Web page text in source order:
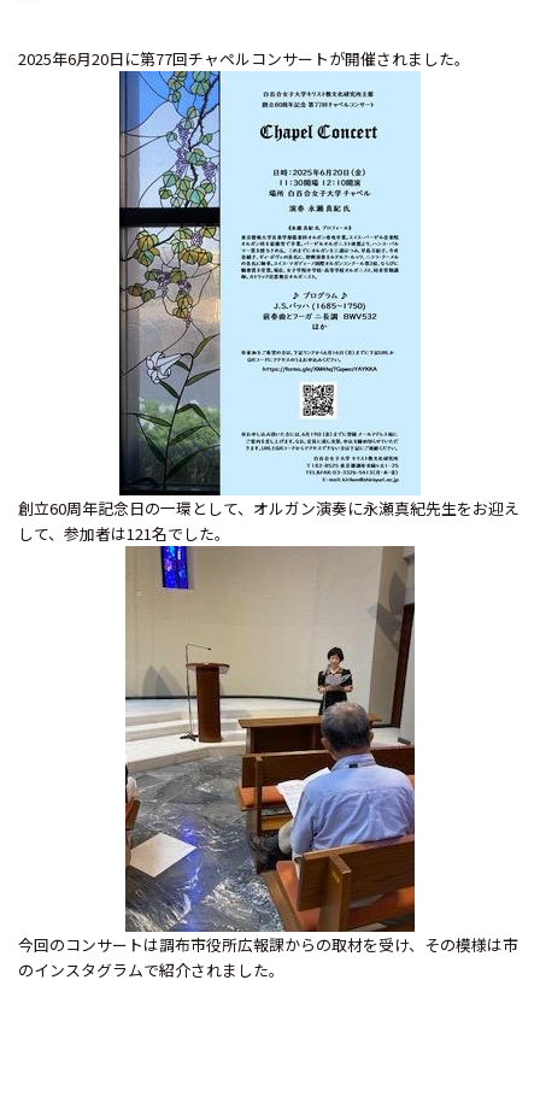
2025年6月20日に第77回チャペルコンサートが開催されました。
創立60周年記念日の一環として、オルガン演奏に永瀬真紀先生をお迎え
して、参加者は121名でした。
今回のコンサートは調布市役所広報課からの取材を受け、その模様は市
のインスタグラムで紹介されました。